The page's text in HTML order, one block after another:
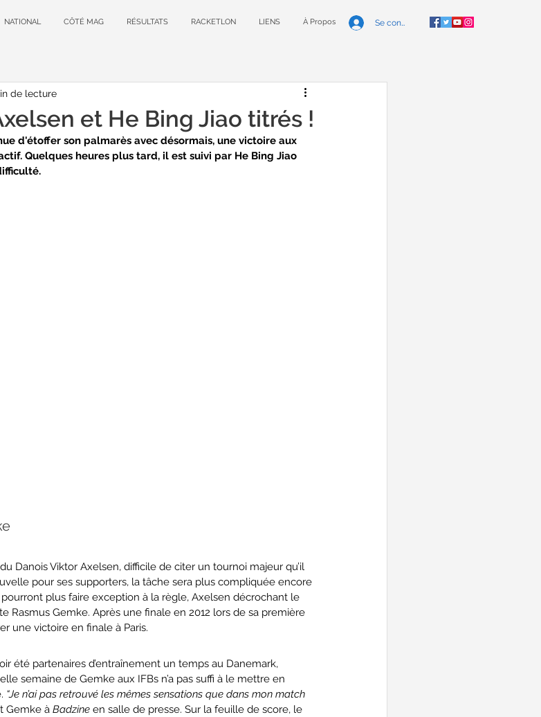
NATIONAL CÔTÉ MAG RÉSULTATS RACKETLON LIENS À Propos Se connecter
et He Bing Jiao titrés !
de lecture
d'étoffer son palmarès avec désormais, une victoire aux
Quelques heures plus tard, il est suivi par He Bing Jiao
Danois Viktor Axelsen, difficile de citer un tournoi majeur qu’il
pour ses supporters, la tâche sera plus compliquée encore
plus faire exception à la règle, Axelsen décrochant le
Rasmus Gemke. Après une finale en 2012 lors de sa première
une victoire en finale à Paris.
été partenaires d’entraînement un temps au Danemark,
semaine de Gemke aux IFBs n’a pas suffi à le mettre en
“Je n’ai pas retrouvé les mêmes sensations que dans mon match
Gemke à Badzine en salle de presse. Sur la feuille de score, le